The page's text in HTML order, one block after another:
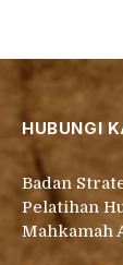
HUBUNGI
Badan
Pelatihan
Mahkamah